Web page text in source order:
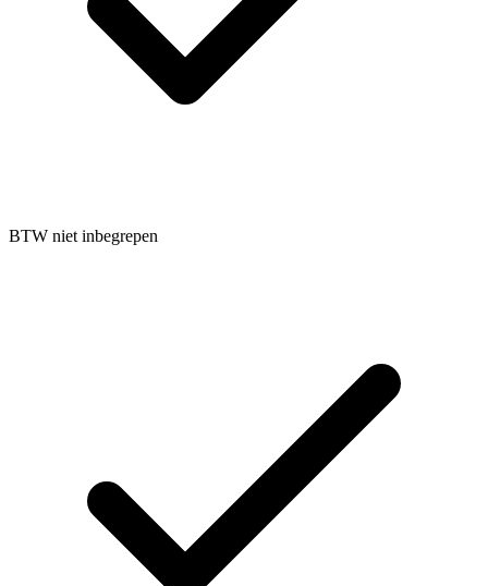
BTW niet inbegrepen